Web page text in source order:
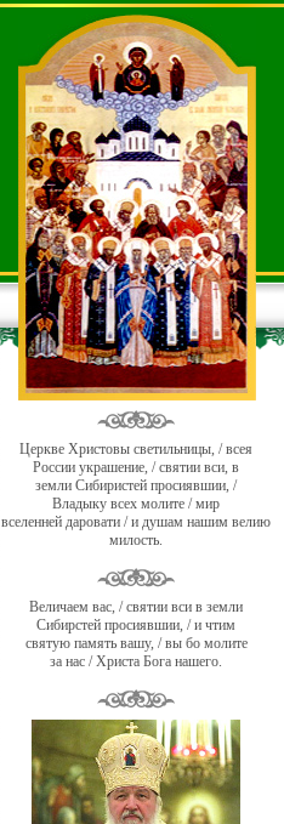
Церкве Христовы светильницы, / всея
России украшение, / святии вси, в
земли Сибиристей просиявшии, /
Владыку всех молите / мир
вселенней даровати / и душам нашим велию
милость.
Величаем вас, / святии вси в земли
Сибирстей просиявшии, / и чтим
святую память вашу, / вы бо молите
за нас / Христа Бога нашего.